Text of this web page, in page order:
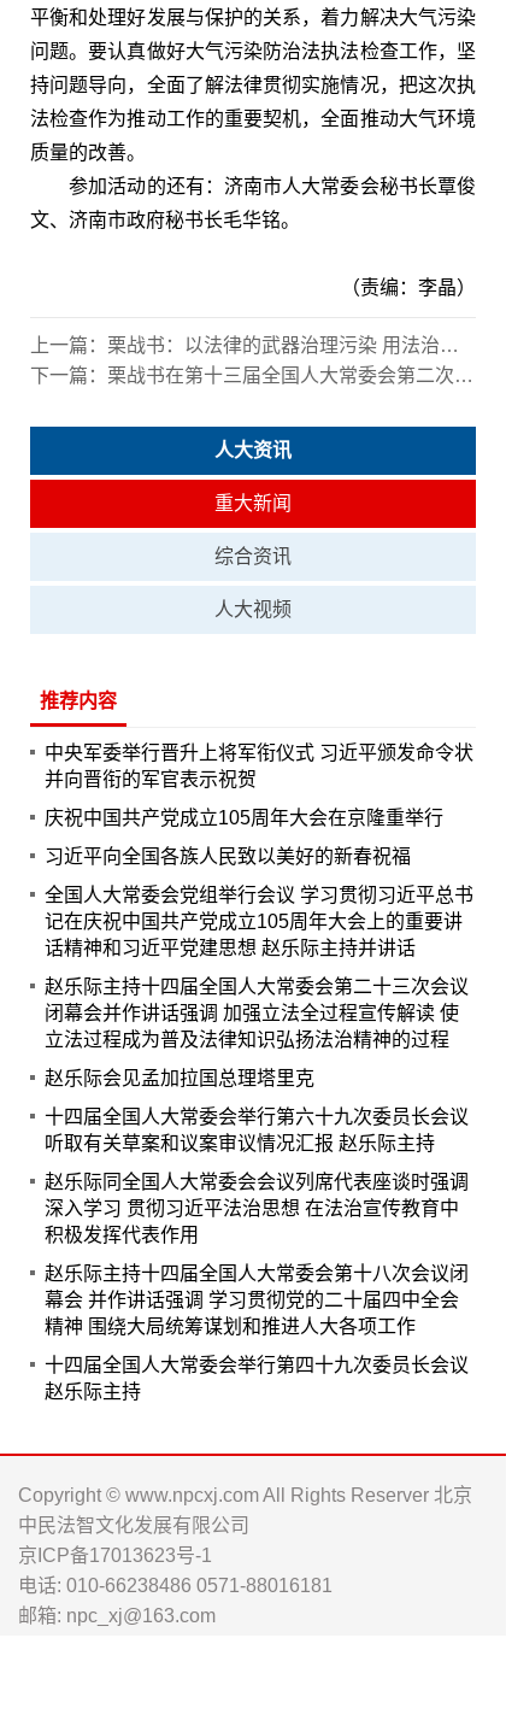
平衡和处理好发展与保护的关系，着力解决大气污染
问题。要认真做好大气污染防治法执法检查工作，坚
持问题导向，全面了解法律贯彻实施情况，把这次执
法检查作为推动工作的重要契机，全面推动大气环境
质量的改善。
参加活动的还有： 济南市人大常委会秘书长覃俊
文、 济南市政府秘书长毛华铭。
（责编：李晶）
上一篇： 栗战书：以法律的武器治理污染 用法治的力量保卫蓝天
下一篇： 栗战书在第十三届全国人大常委会第二次会议上的讲话
人大资讯
重大新闻
综合资讯
人大视频
推荐内容
中央军委举行晋升上将军衔仪式 习近平颁发命令状
并向晋衔的军官表示祝贺
庆祝中国共产党成立105周年大会在京隆重举行
习近平向全国各族人民致以美好的新春祝福
全国人大常委会党组举行会议 学习贯彻习近平总书
记在庆祝中国共产党成立105周年大会上的重要讲
话精神和习近平党建思想 赵乐际主持并讲话
赵乐际主持十四届全国人大常委会第二十三次会议
闭幕会并作讲话强调 加强立法全过程宣传解读 使
立法过程成为普及法律知识弘扬法治精神的过程
赵乐际会见孟加拉国总理塔里克
十四届全国人大常委会举行第六十九次委员长会议
听取有关草案和议案审议情况汇报 赵乐际主持
赵乐际同全国人大常委会会议列席代表座谈时强调
深入学习 贯彻习近平法治思想 在法治宣传教育中
积极发挥代表作用
赵乐际主持十四届全国人大常委会第十八次会议闭
幕会 并作讲话强调 学习贯彻党的二十届四中全会
精神 围绕大局统筹谋划和推进人大各项工作
十四届全国人大常委会举行第四十九次委员长会议
赵乐际主持
Copyright © www.npcxj.com All Rights Reserver 北京
中民法智文化发展有限公司
京ICP备17013623号-1
电话: 010-66238486 0571-88016181
邮箱: npc_xj@163.com